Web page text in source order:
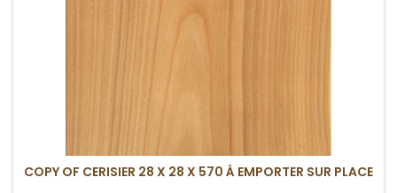
COPY OF CERISIER 28 X 28 X 570 À EMPORTER SUR PLACE